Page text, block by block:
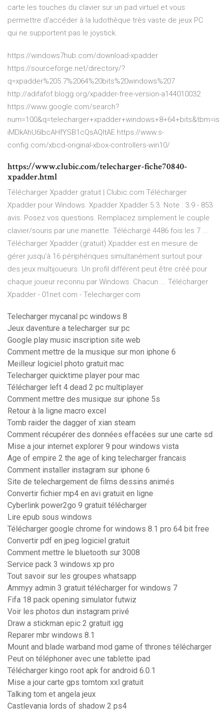
carte les touches du clavier sur un pad virtuel et vous
permettre d'accéder à la ludothèque très vaste de jeux PC
qui ne supportent pas le joystick.
https://windows7hub.com/download-xpadder
https://sourceforge.net/directory/?
q=xpadder%205.7%2064%20bits%20windows%207
http://adifafof.blogg.org/xpadder-free-version-a144010032
https://www.google.com/search?
iMDkAhU6IbcAHfYSB1cQsAQItAE https://www.s-
config.com/xbcd-original-xbox-controllers-win10/
https://www.clubic.com/telecharger-fiche70840-
xpadder.html
Télécharger Xpadder gratuit | Clubic.com Télécharger
Xpadder pour Windows. Xpadder Xpadder 5.3. Note : 3.9 - 853
avis. Posez vos questions. Remplacez simplement le couple
clavier/souris par une manette. Téléchargé 4486 fois les 7 ...
Télécharger Xpadder (gratuit) Xpadder est en mesure de
gérer jusqu'à 16 périphériques simultanément surtout pour
des jeux multijoueurs. Un profil différent peut être créé pour
chaque joueur reconnu par Windows. Chacun ... Télécharger
Xpadder - 01net.com - Telecharger.com
Telecharger mycanal pc windows 8
Jeux daventure a telecharger sur pc
Google play music inscription site web
Comment mettre de la musique sur mon iphone 6
Meilleur logiciel photo gratuit mac
Telecharger quicktime player pour mac
Télécharger left 4 dead 2 pc multiplayer
Comment mettre des musique sur iphone 5s
Retour à la ligne macro excel
Tomb raider the dagger of xian steam
Comment récupérer des données effacées sur une carte sd
Mise a jour internet explorer 9 pour windows vista
Age of empire 2 the age of king telecharger francais
Comment installer instagram sur iphone 6
Site de telechargement de films dessins animés
Convertir fichier mp4 en avi gratuit en ligne
Cyberlink power2go 9 gratuit télécharger
Lire epub sous windows
Télécharger google chrome for windows 8.1 pro 64 bit free
Convertir pdf en jpeg logiciel gratuit
Comment mettre le bluetooth sur 3008
Service pack 3 windows xp pro
Tout savoir sur les groupes whatsapp
Ammyy admin 3 gratuit télécharger for windows 7
Fifa 18 pack opening simulator futwiz
Voir les photos dun instagram privé
Draw a stickman epic 2 gratuit igg
Reparer mbr windows 8.1
Mount and blade warband mod game of thrones télécharger
Peut on téléphoner avec une tablette ipad
Télécharger kingo root apk for android 6.0.1
Mise a jour carte gps tomtom xxl gratuit
Talking tom et angela jeux
Castlevania lords of shadow 2 ps4